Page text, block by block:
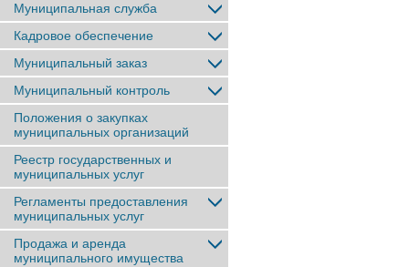
Муниципальная служба
Кадровое обеспечение
Муниципальный заказ
Муниципальный контроль
Положения о закупках
муниципальных организаций
Реестр государственных и
муниципальных услуг
Регламенты предоставления
муниципальных услуг
Продажа и аренда
муниципального имущества